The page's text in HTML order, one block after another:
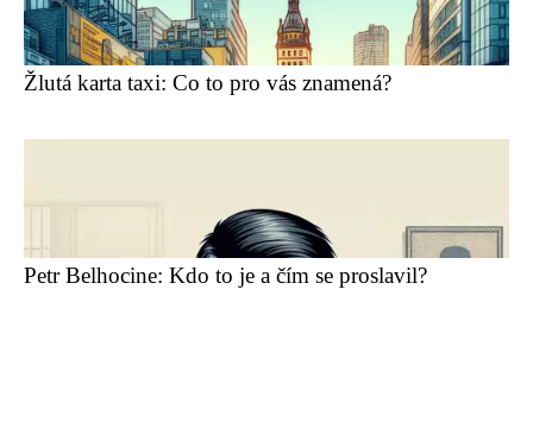
Žlutá karta taxi: Co to pro vás znamená?
Petr Belhocine: Kdo to je a čím se proslavil?